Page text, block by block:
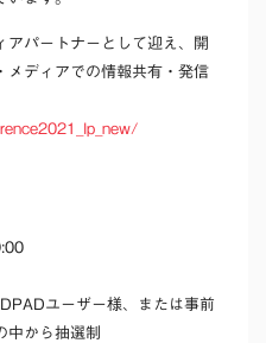
アパートナーとして迎え、開
メディアでの情報共有・発信
ユーザー様、または事前
中から抽選制